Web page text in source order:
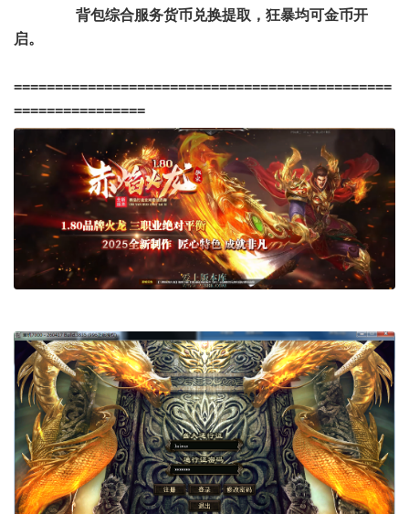
背包综合服务货币兑换提取，狂暴均可金币开
启。
==============================================
================